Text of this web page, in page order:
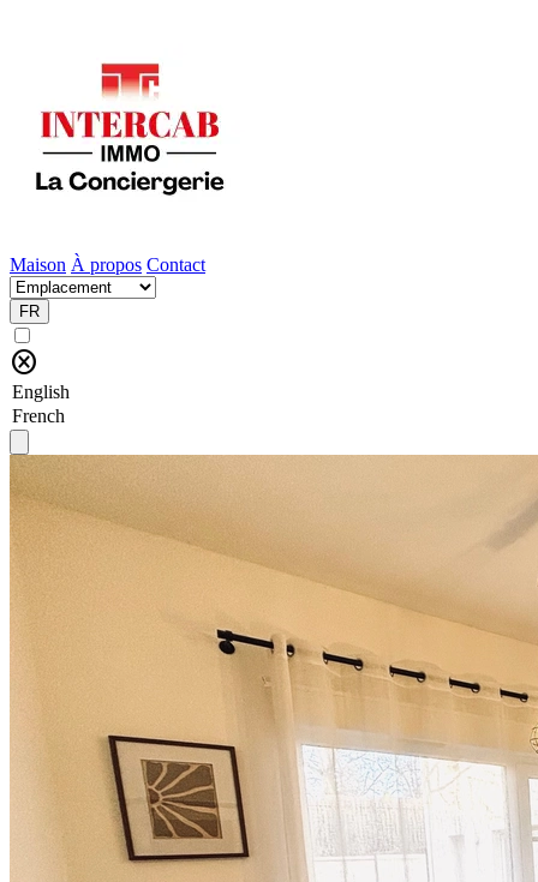
Maison À propos Contact
FR
cancel